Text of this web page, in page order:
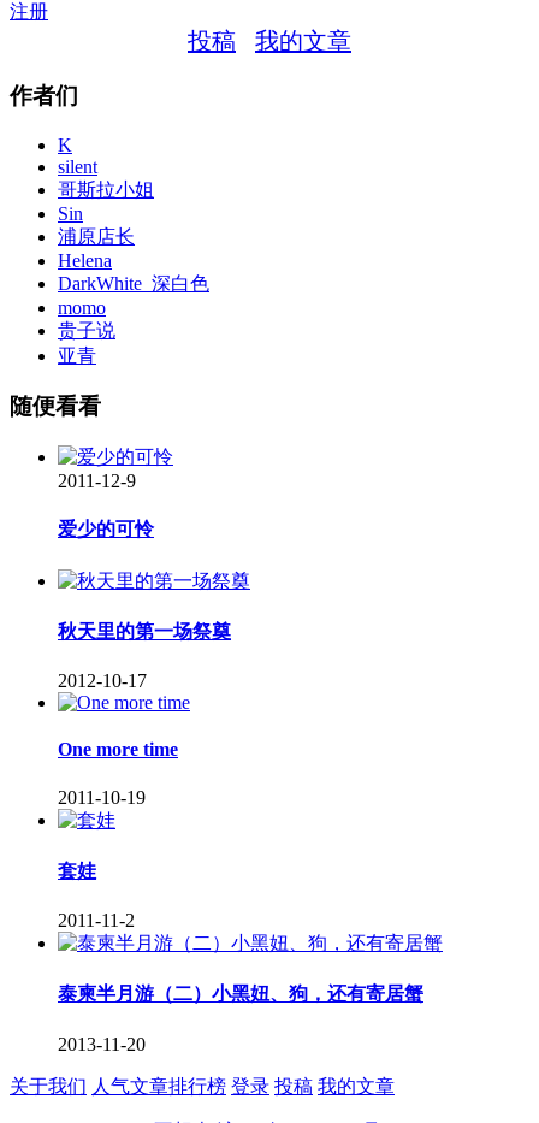
注册
投稿 我的文章
作者们
K
silent
哥斯拉小姐
Sin
浦原店长
Helena
DarkWhite_深白色
momo
贵子说
亚青
随便看看
2011-12-9
爱少的可怜
秋天里的第一场祭奠
2012-10-17
One more time
2011-10-19
套娃
2011-11-2
泰柬半月游（二）小黑妞、狗，还有寄居蟹
2013-11-20
关于我们 人气文章排行榜 登录 投稿 我的文章